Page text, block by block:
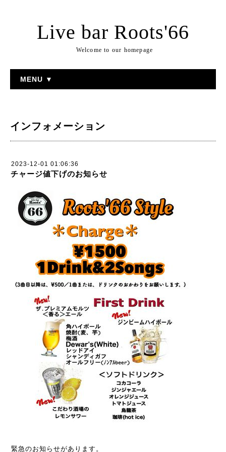
Live bar Roots'66
Welcome to our homepage
MENU ▼
インフォメーション
2023-12-01 01:06:36
チャージ値下げのお知らせ
緊急のお知らせがあります。